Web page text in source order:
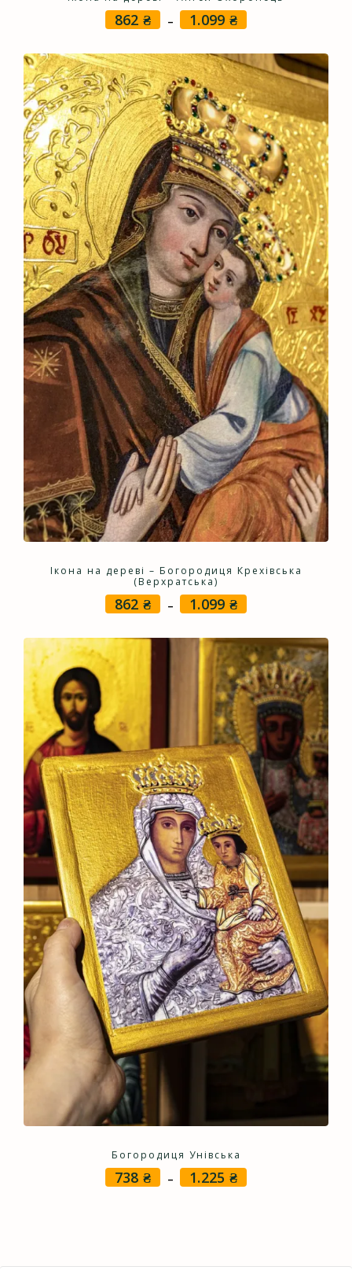
862 ₴ – 1.099 ₴
862 ₴
through
1.099 ₴
Ікона на дереві – Богородиця Крехівська
(Верхратська)
862 ₴ – 1.099 ₴
862 ₴
through
1.099 ₴
Богородиця Унівська
738 ₴ – 1.225 ₴